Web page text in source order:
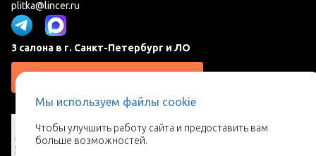
plitka@lincer.ru
3 салона в г. Санкт-Петербург и ЛО
Мы используем файлы cookie
Чтобы улучшить работу сайта и предоставить вам
больше возможностей.